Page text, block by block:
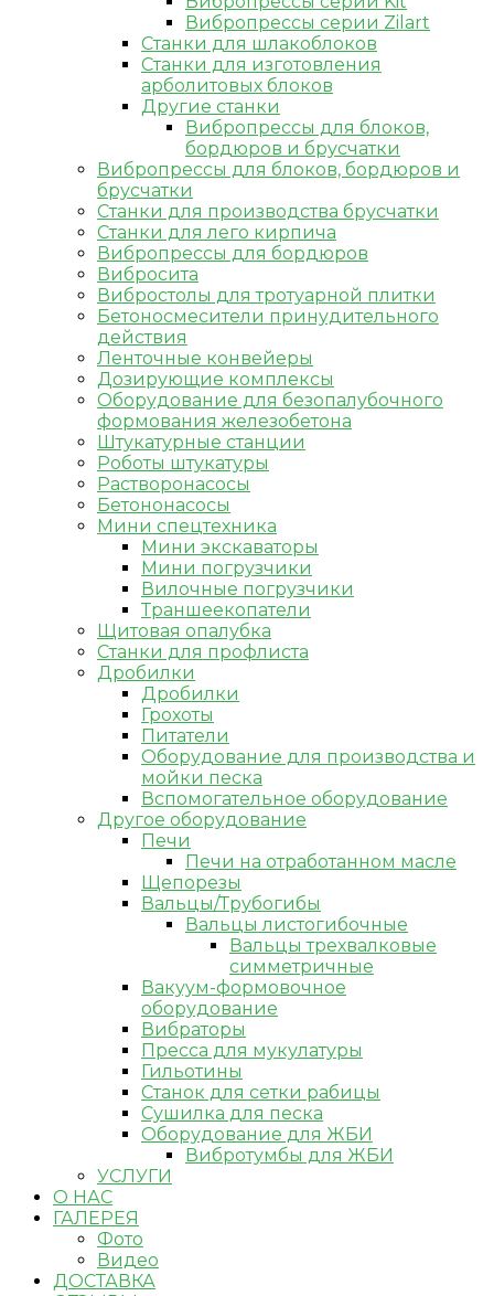
Вибропрессы серии Zilart
Станки для шлакоблоков
Станки для изготовления
арболитовых блоков
Другие станки
Вибропрессы для блоков,
бордюров и брусчатки
Вибропрессы для блоков, бордюров и
брусчатки
Станки для производства брусчатки
Станки для лего кирпича
Вибропрессы для бордюров
Вибросита
Вибростолы для тротуарной плитки
Бетоносмесители принудительного
действия
Ленточные конвейеры
Дозирующие комплексы
Оборудование для безопалубочного
формования железобетона
Штукатурные станции
Роботы штукатуры
Растворонасосы
Бетононасосы
Мини спецтехника
Мини экскаваторы
Мини погрузчики
Вилочные погрузчики
Траншеекопатели
Щитовая опалубка
Станки для профлиста
Дробилки
Дробилки
Грохоты
Питатели
Оборудование для производства и
мойки песка
Вспомогательное оборудование
Другое оборудование
Печи
Печи на отработанном масле
Щепорезы
Вальцы/Трубогибы
Вальцы листогибочные
Вальцы трехвалковые
симметричные
Вакуум-формовочное
оборудование
Вибраторы
Пресса для мукулатуры
Гильотины
Станок для сетки рабицы
Сушилка для песка
Оборудование для ЖБИ
Вибротумбы для ЖБИ
УСЛУГИ
О НАС
ГАЛЕРЕЯ
Фото
Видео
ДОСТАВКА